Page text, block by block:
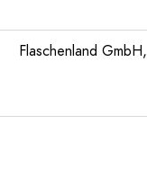
Flaschenland